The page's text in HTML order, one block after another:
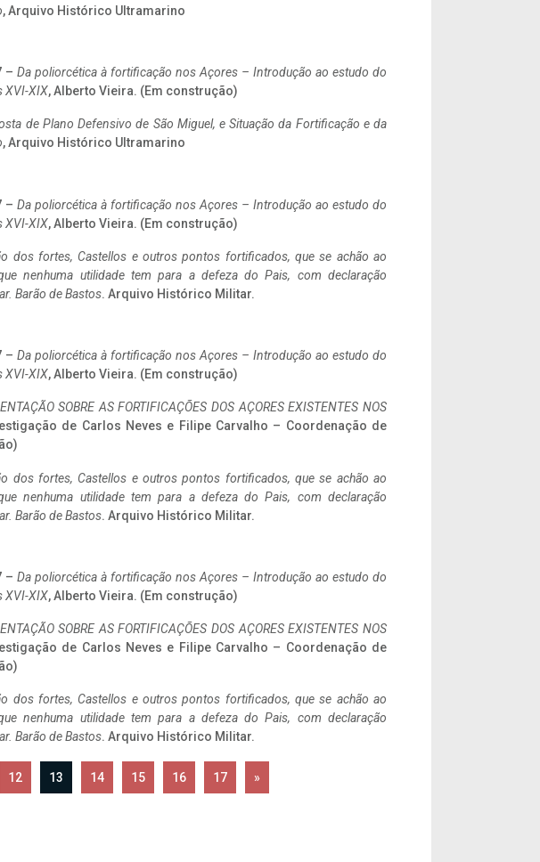
, Arquivo Histórico Ultramarino
– Da poliorcética à fortificação nos Açores – Introdução ao estudo do
XVI-XIX, Alberto Vieira. (Em construção)
de Plano Defensivo de São Miguel, e Situação da Fortificação e da
, Arquivo Histórico Ultramarino
– Da poliorcética à fortificação nos Açores – Introdução ao estudo do
XVI-XIX, Alberto Vieira. (Em construção)
dos fortes, Castellos e outros pontos fortificados, que se achão ao
nenhuma utilidade tem para a defeza do Pais, com declaração
Barão de Bastos. Arquivo Histórico Militar.
– Da poliorcética à fortificação nos Açores – Introdução ao estudo do
XVI-XIX, Alberto Vieira. (Em construção)
SOBRE AS FORTIFICAÇÕES DOS AÇORES EXISTENTES NOS
de Carlos Neves e Filipe Carvalho – Coordenação de
dos fortes, Castellos e outros pontos fortificados, que se achão ao
nenhuma utilidade tem para a defeza do Pais, com declaração
Barão de Bastos. Arquivo Histórico Militar.
– Da poliorcética à fortificação nos Açores – Introdução ao estudo do
XVI-XIX, Alberto Vieira. (Em construção)
SOBRE AS FORTIFICAÇÕES DOS AÇORES EXISTENTES NOS
de Carlos Neves e Filipe Carvalho – Coordenação de
dos fortes, Castellos e outros pontos fortificados, que se achão ao
nenhuma utilidade tem para a defeza do Pais, com declaração
Barão de Bastos. Arquivo Histórico Militar.
12 13 14 15 16 17 »